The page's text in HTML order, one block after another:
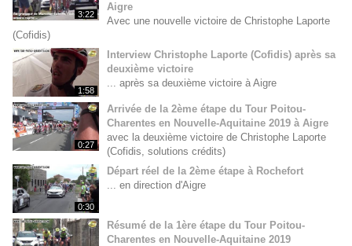
3:22
Aigre
Avec une nouvelle victoire de Christophe Laporte
(Cofidis)
1:58
Interview Christophe Laporte (Cofidis) après sa
deuxième victoire
... après sa deuxième victoire à Aigre
0:27
Arrivée de la 2ème étape du Tour Poitou-
Charentes en Nouvelle-Aquitaine 2019 à Aigre
avec la deuxième victoire de Christophe Laporte
(Cofidis, solutions crédits)
0:30
Départ réel de la 2ème étape à Rochefort
... en direction d'Aigre
Résumé de la 1ère étape du Tour Poitou-
Charentes en Nouvelle-Aquitaine 2019